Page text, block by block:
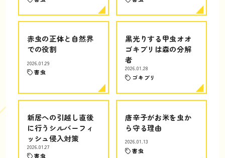
赤虫の正体と自然界
での役割
2026.01.29
害虫
黒光りする甲虫オオ
ゴキブリは森の分解
者
2026.01.28
ゴキブリ
新居への引越し直後
に行うシルバーフィ
ッシュ侵入対策
2026.01.27
害虫
唐辛子がお米を虫か
ら守る理由
2026.01.13
害虫